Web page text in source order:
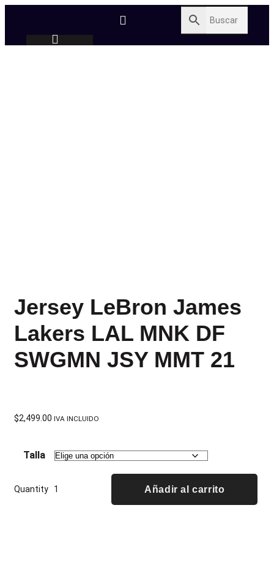
Jersey LeBron James
Lakers LAL MNK DF
SWGMN JSY MMT 21
$2,499.00 IVA INCLUIDO
Talla
Quantity Añadir al carrito